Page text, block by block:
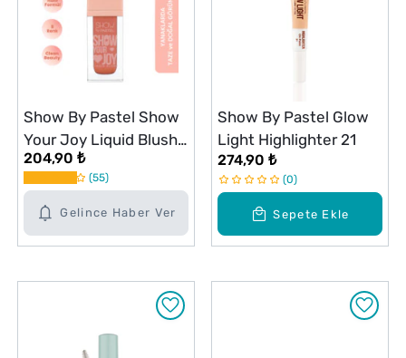
Gelince Haber Ver
Show By Pastel Show
Your Joy Liquid Blush
Likit Allık 53
204,90 ₺
55
Sepete Ekle
Show By Pastel Glow
Light Highlighter 21
274,90 ₺
0